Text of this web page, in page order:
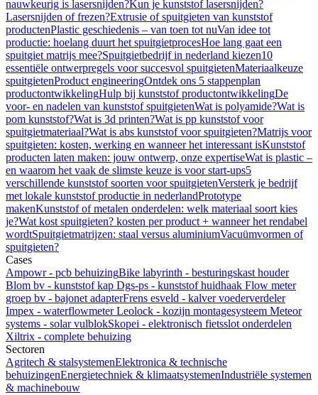
nauwkeurig is lasersnijden?Kun je kunststof lasersnijden?
Lasersnijden of frezen?Extrusie of spuitgieten van kunststof
productenPlastic geschiedenis – van toen tot nuVan idee tot
productie: hoelang duurt het spuitgietprocesHoe lang gaat een
spuitgiet matrijs mee?Spuitgietbedrijf in nederland kiezen10
essentiële ontwerpregels voor succesvol spuitgietenMateriaalkeuze
spuitgietenProduct engineeringOntdek ons 5 stappenplan
productontwikkelingHulp bij kunststof productontwikkelingDe
voor- en nadelen van kunststof spuitgietenWat is polyamide?Wat is
pom kunststof?Wat is 3d printen?Wat is pp kunststof voor
spuitgietmateriaal?Wat is abs kunststof voor spuitgieten?Matrijs voor
spuitgieten: kosten, werking en wanneer het interessant isKunststof
producten laten maken: jouw ontwerp, onze expertiseWat is plastic –
en waarom het vaak de slimste keuze is voor start-ups5
verschillende kunststof soorten voor spuitgietenVersterk je bedrijf
met lokale kunststof productie in nederlandPrototype
makenKunststof of metalen onderdelen: welk materiaal soort kies
je?Wat kost spuitgieten? kosten per product + wanneer het rendabel
wordtSpuitgietmatrijzen: staal versus aluminiumVacuümvormen of
spuitgieten?
Cases
Ampowr - pcb behuizingBike labyrinth - besturingskast houder
Blom bv - kunststof kap Dgs-ps - kunststof huidhaak Flow meter
groep bv - bajonet adapterFrens esveld - kalver voederverdeler
Impex - waterflowmeterLeolock - kozijn montagesysteem Meteor
systems - solar vulblokSkopei - elektronisch fietsslot onderdelen
Xiltrix - complete behuizing
Sectoren
Agritech & stalsystemenElektronica & technische
behuizingenEnergietechniek & klimaatsystemenIndustriële systemen
& machinebouw